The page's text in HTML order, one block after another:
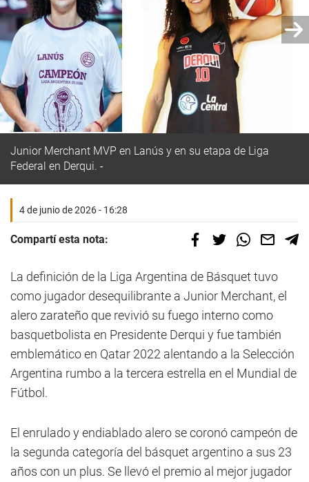
Junior Merchant MVP en Lanús y en su etapa de Liga
Federal en Derqui.
4 de junio de 2026 - 16:28
Compartí esta nota:
La definición de la Liga Argentina de Básquet tuvo
como jugador desequilibrante a Junior Merchant, el
alero zarateño que revivió su fuego interno como
basquetbolista en Presidente Derqui y fue también
emblemático en Qatar 2022 alentando a la Selección
Argentina rumbo a la tercera estrella en el Mundial de
Fútbol.
El enrulado y endiablado alero se coronó campeón de
la segunda categoría del básquet argentino a sus 23
años con un plus. Se llevó el premio al mejor jugador